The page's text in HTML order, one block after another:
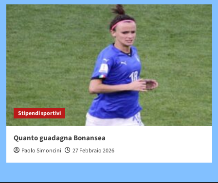
Stipendi sportivi
Quanto guadagna Bonansea
Paolo Simoncini 27 Febbraio 2026